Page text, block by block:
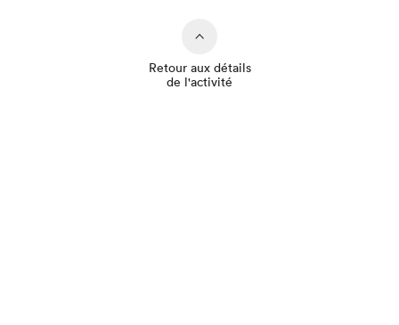
Retour aux détails
de l'activité